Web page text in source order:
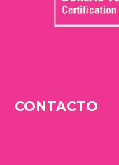
CONTACTO